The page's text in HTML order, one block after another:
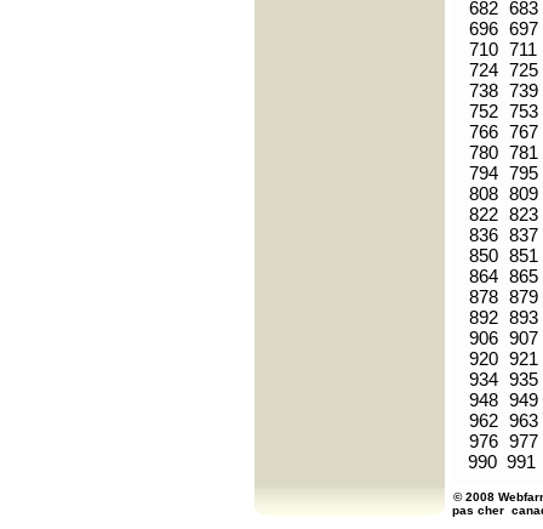
682 683
696 697
710 711
724 725
738 739
752 753
766 767
780 781
794 795
808 809
822 823
836 837
850 851
864 865
878 879
892 893
906 907
920 921
934 935
948 949
962 963
976 977
990 991
© 2008
pas cher